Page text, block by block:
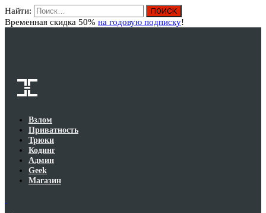
Найти:
Временная скидка 50% на годовую подписку!
Взлом
Приватность
Трюки
Кодинг
Админ
Geek
Магазин